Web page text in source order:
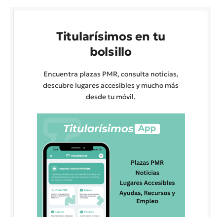
Titularísimos en tu
bolsillo
Encuentra plazas PMR, consulta noticias,
descubre lugares accesibles y mucho más
desde tu móvil.